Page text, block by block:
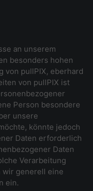
an unserem
besonders hohen
von pullPIX, eberhard
von pullPIX ist
Person besondere
unsere
könnte jedoch
Daten erforderlich
Daten
Verarbeitung
wir generell eine
ein.